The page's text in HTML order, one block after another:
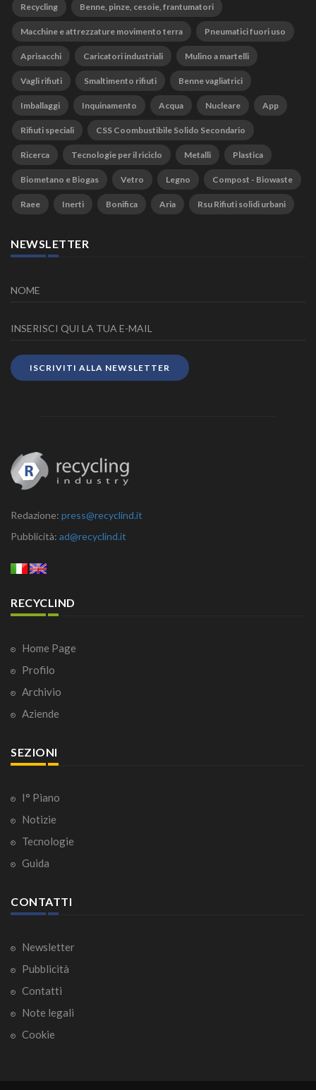
Recycling Benne, pinze, cesoie, frantumatori
Macchine e attrezzature movimento terra Pneumatici fuori uso
Aprisacchi Caricatori industriali Mulino a martelli
Vagli rifiuti Smaltimento rifiuti Benne vagliatrici
Imballaggi Inquinamento Acqua Nucleare App
Rifiuti speciali CSS Coombustibile Solido Secondario
Ricerca Tecnologie per il riciclo Metalli Plastica
Biometano e Biogas Vetro Legno Compost - Biowaste
Raee Inerti Bonifica Aria Rsu Rifiuti solidi urbani
NEWSLETTER
ISCRIVITI ALLA NEWSLETTER
Redazione: press@recyclind.it
Pubblicità: ad@recyclind.it
RECYCLIND
Home Page
Profilo
Archivio
Aziende
SEZIONI
I° Piano
Notizie
Tecnologie
Guida
CONTATTI
Newsletter
Pubblicità
Contatti
Note legali
Cookie